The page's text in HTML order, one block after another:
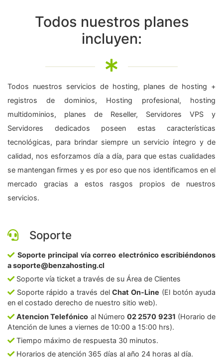
Todos nuestros planes
incluyen:
Todos nuestros servicios de hosting, planes de hosting +
registros de dominios, Hosting profesional, hosting
multidominios, planes de Reseller, Servidores VPS y
Servidores dedicados poseen estas características
tecnológicas, para brindar siempre un servicio íntegro y de
calidad, nos esforzamos día a día, para que estas cualidades
se mantengan firmes y es por eso que nos identificamos en el
mercado gracias a estos rasgos propios de nuestros
servicios.
Soporte
Soporte principal vía correo electrónico escribiéndonos
a soporte@benzahosting.cl
Soporte vía ticket a través de su Área de Clientes
Soporte rápido a través delChat On-Line (El botón ayuda
en el costado derecho de nuestro sitio web).
Atencion Telefónico al Número02 2570 9231 (Horario de
Atención de lunes a viernes de 10:00 a 15:00 hrs).
Tiempo máximo de respuesta 30 minutos.
Horarios de atención 365 días al año 24 horas al día.